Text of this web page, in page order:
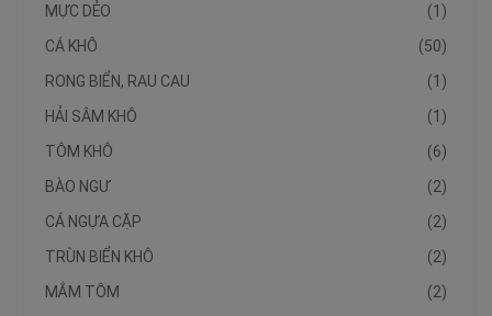
(1)
MỰC DẺO
(50)
CÁ KHÔ
(1)
RONG BIỂN, RAU CAU
(1)
HẢI SÂM KHÔ
(6)
TÔM KHÔ
(2)
BÀO NGƯ
(2)
CÁ NGỰA CẶP
(2)
TRÙN BIỂN KHÔ
(2)
MẮM TÔM